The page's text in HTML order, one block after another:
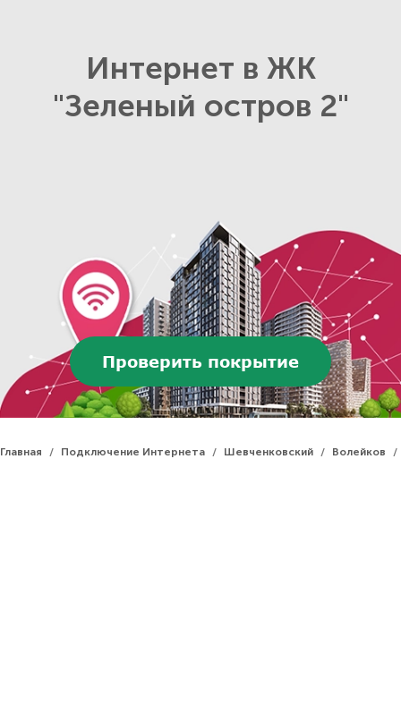
Интернет в ЖК
"Зеленый остров 2"
Проверить покрытие
Главная / Подключение Интернета / Шевченковский / Волейков /